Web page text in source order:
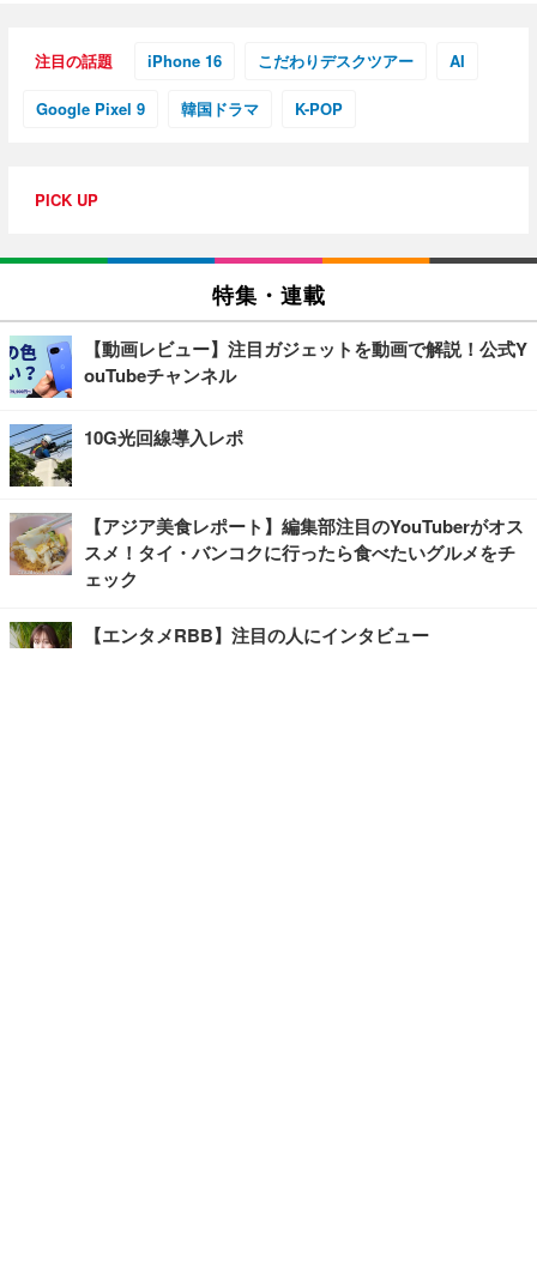
注目の話題 iPhone 16 こだわりデスクツアー AI
Google Pixel 9 韓国ドラマ K-POP
PICK UP
特集・連載
【動画レビュー】注目ガジェットを動画で解説！公式Y
ouTubeチャンネル
10G光回線導入レポ
【アジア美食レポート】編集部注目のYouTuberがオス
スメ！タイ・バンコクに行ったら食べたいグルメをチ
ェック
【エンタメRBB】注目の人にインタビュー